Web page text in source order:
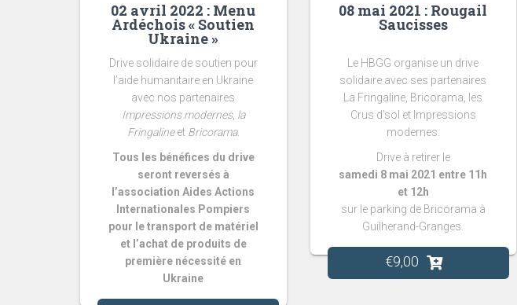
02 avril 2022 : Menu
Ardéchois « Soutien
Ukraine »
Drive solidaire de soutien pour
l’aide humanitaire en Ukraine
avec nos partenaires
Impressions modernes, la
Fringalineet Bricorama.
Tous les bénéfices du drive
seront reversés à
l’association Aides Actions
Internationales Pompiers
pour le transport de matériel
et l’achat de produits de
première nécessité en
Ukraine
08 mai 2021 : Rougail
Saucisses
Le HBGG organise un drive
solidaire avec ses partenaires
La Fringaline, Bricorama, les
Crus d’sol et Impressions
modernes.
Drive à retirer le
samedi 8 mai 2021 entre 11h
et 12h
sur le parking de Bricorama à
Guilherand-Granges.
€9,00